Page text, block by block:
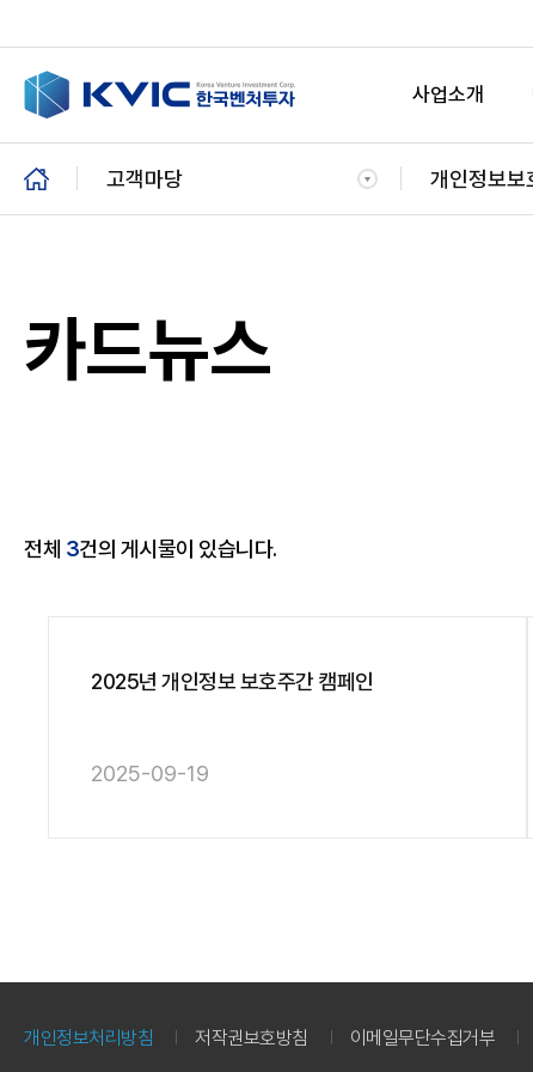
단
사업소개
e
고객마당 개인정보보
카드뉴스
전체 3건의 게시물이 있습니다.
2025년 개인정보 보호주간 캠페인
2025-09-19
단
하
개인정보처리방침 저작권보호방침 이메일무단수집거부